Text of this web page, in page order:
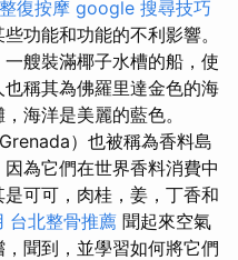
復按摩 google 搜尋技巧
功能和功能的不利影響。
艘裝滿椰子水槽的船，使
稱其為佛羅里達金色的海
海洋是美麗的藍色。
）也被稱為香料島
為它們在世界香料消費中
可可，肉桂，姜，丁香和
台北整骨推薦 聞起來空氣
聞到，並學習如何將它們